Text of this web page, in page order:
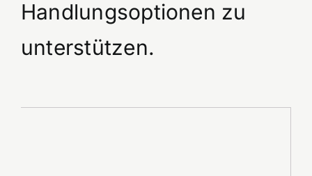
Handlungsoptionen zu
unterstützen.